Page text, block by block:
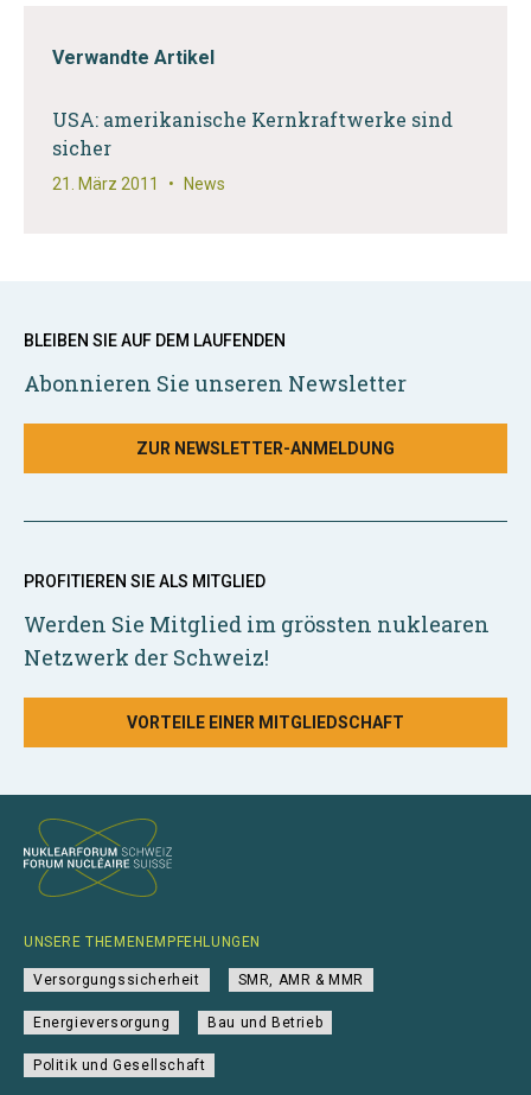
Verwandte Artikel
USA: amerikanische Kernkraftwerke sind
sicher
21. März 2011 • News
BLEIBEN SIE AUF DEM LAUFENDEN
Abonnieren Sie unseren Newsletter
ZUR NEWSLETTER-ANMELDUNG
PROFITIEREN SIE ALS MITGLIED
Werden Sie Mitglied im grössten nuklearen
Netzwerk der Schweiz!
VORTEILE EINER MITGLIEDSCHAFT
UNSERE THEMENEMPFEHLUNGEN
Versorgungssicherheit SMR, AMR & MMR
Energieversorgung Bau und Betrieb
Politik und Gesellschaft